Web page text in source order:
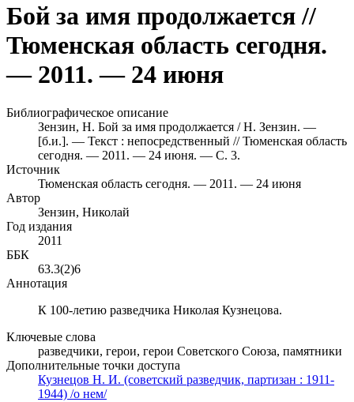
Бой за имя продолжается //
Тюменская область сегодня.
— 2011. — 24 июня
Библиографическое описание
Зензин, Н. Бой за имя продолжается / Н. Зензин. —
[б.и.]. — Текст : непосредственный // Тюменская область
сегодня. — 2011. — 24 июня. — С. 3.
Источник
Тюменская область сегодня. — 2011. — 24 июня
Автор
Зензин, Николай
Год издания
2011
ББК
63.3(2)6
Аннотация
К 100-летию разведчика Николая Кузнецова.
Ключевые слова
разведчики, герои, герои Советского Союза, памятники
Дополнительные точки доступа
Кузнецов Н. И. (советский разведчик, партизан : 1911-
1944) /о нем/